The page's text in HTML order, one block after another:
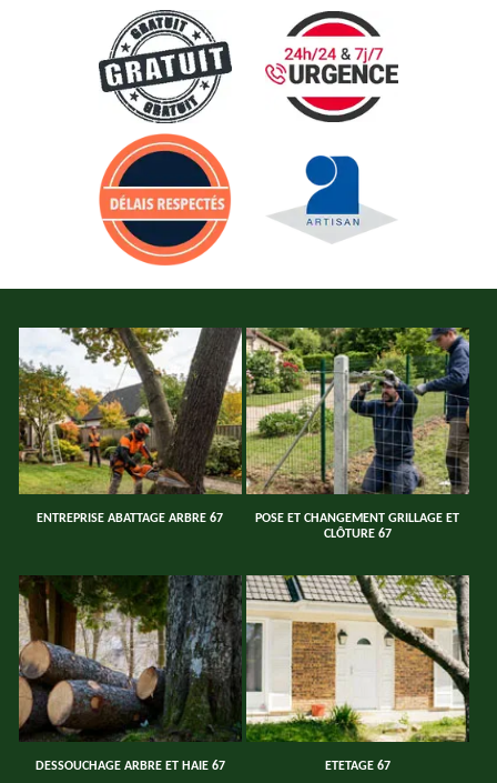
ENTREPRISE ABATTAGE ARBRE 67
POSE ET CHANGEMENT GRILLAGE ET
CLÔTURE 67
DESSOUCHAGE ARBRE ET HAIE 67 ETETAGE 67